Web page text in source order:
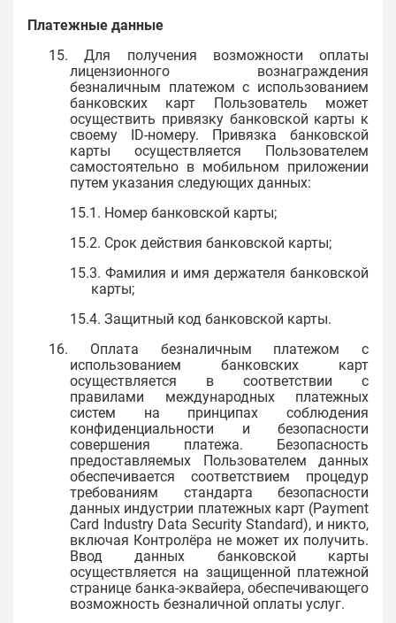
Платежные данные
15. Для получения возможности оплаты
лицензионного вознаграждения
безналичным платежом с использованием
банковских карт Пользователь может
осуществить привязку банковской карты к
своему ID-номеру. Привязка банковской
карты осуществляется Пользователем
самостоятельно в мобильном приложении
путем указания следующих данных:
15.1. Номер банковской карты;
15.2. Срок действия банковской карты;
15.3. Фамилия и имя держателя банковской
карты;
15.4. Защитный код банковской карты.
16. Оплата безналичным платежом с
использованием банковских карт
осуществляется в соответствии с
правилами международных платежных
систем на принципах соблюдения
конфиденциальности и безопасности
совершения платежа. Безопасность
предоставляемых Пользователем данных
обеспечивается соответствием процедур
требованиям стандарта безопасности
данных индустрии платежных карт (Payment
Card Industry Data Security Standard), и никто,
включая Контролёра не может их получить.
Ввод данных банковской карты
осуществляется на защищенной платежной
странице банка-эквайера, обеспечивающего
возможность безналичной оплаты услуг.